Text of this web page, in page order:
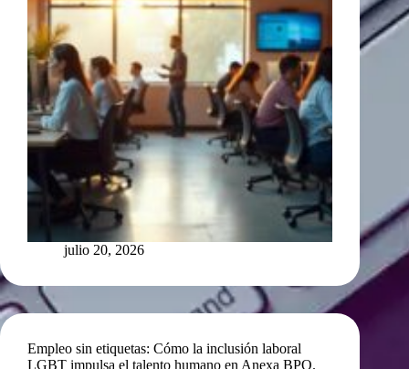
julio 20, 2026
Empleo sin etiquetas: Cómo la inclusión laboral
LGBT impulsa el talento humano en Anexa BPO.